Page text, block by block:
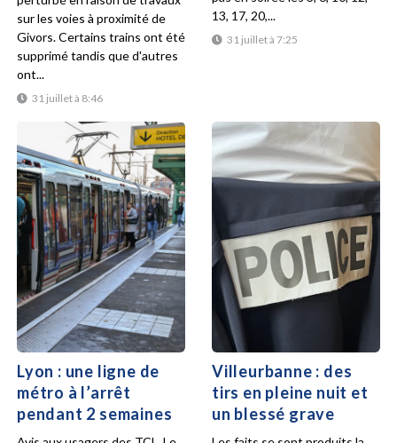
31 juillet à 8:46
sur les voies à proximité de
Givors. Certains trains ont été
supprimé tandis que d'autres
ont...
31 juillet à 7:25
13, 17, 20,...
Lyon : une ligne de
métro à l’arrêt
pendant 2 semaines
Villeurbanne : des
tirs en pleine nuit et
un blessé grave